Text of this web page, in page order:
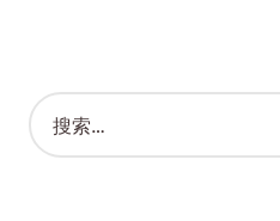
搜
索
：